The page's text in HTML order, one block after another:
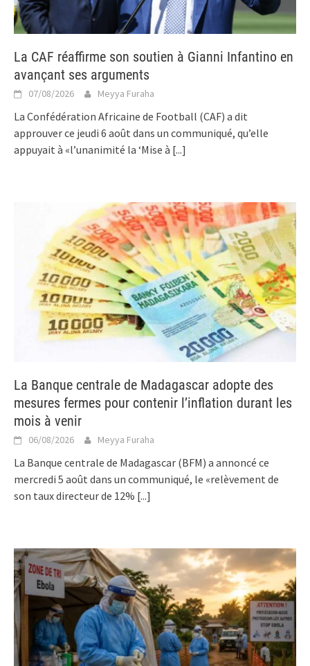
La CAF réaffirme son soutien à Gianni Infantino en
avançant ses arguments
07/08/2026 Meyya Furaha
La Confédération Africaine de Football (CAF) a dit
approuver ce jeudi 6 août dans un communiqué, qu’elle
appuyait à «l’unanimité la ‘Mise à [...]
La Banque centrale de Madagascar adopte des
mesures fermes pour contenir l’inflation durant les
mois à venir
06/08/2026 Meyya Furaha
La Banque centrale de Madagascar (BFM) a annoncé ce
mercredi 5 août dans un communiqué, le «relèvement de
son taux directeur de 12% [...]